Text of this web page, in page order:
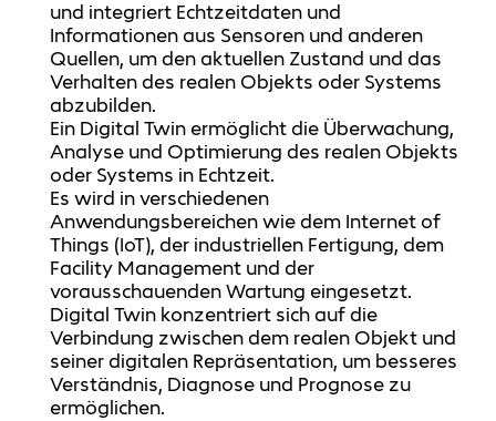
und integriert Echtzeitdaten und
Informationen aus Sensoren und anderen
Quellen, um den aktuellen Zustand und das
Verhalten des realen Objekts oder Systems
abzubilden.
Ein Digital Twin ermöglicht die Überwachung,
Analyse und Optimierung des realen Objekts
oder Systems in Echtzeit.
Es wird in verschiedenen
Anwendungsbereichen wie dem Internet of
Things (IoT), der industriellen Fertigung, dem
Facility Management und der
vorausschauenden Wartung eingesetzt.
Digital Twin konzentriert sich auf die
Verbindung zwischen dem realen Objekt und
seiner digitalen Repräsentation, um besseres
Verständnis, Diagnose und Prognose zu
ermöglichen.